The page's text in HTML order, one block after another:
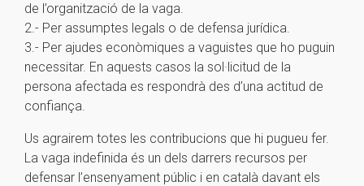
de l’organització de la vaga.
2.- Per assumptes legals o de defensa jurídica.
3.- Per ajudes econòmiques a vaguistes que ho puguin
necessitar. En aquests casos la sol·licitud de la
persona afectada es respondrà des d’una actitud de
confiança.
Us agrairem totes les contribucions que hi pugueu fer.
La vaga indefinida és un dels darrers recursos per
defensar l’ensenyament públic i en català davant els